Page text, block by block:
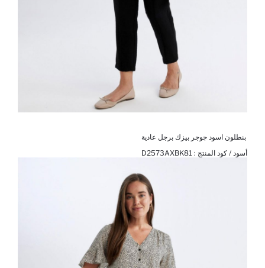
بنطلون اسود جوجر بيزك برجل عادية
أسود / كود المنتج : D2573AXBK81